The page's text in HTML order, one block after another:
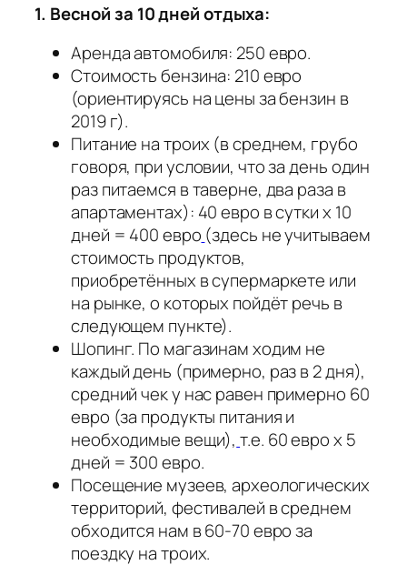
1. Весной за 10 дней отдыха:
Аренда автомобиля: 250 евро.
Стоимость бензина: 210 евро
(ориентируясь на цены за бензин в
2019 г).
Питание на троих (в среднем, грубо
говоря, при условии, что за день один
раз питаемся в таверне, два раза в
апартаментах): 40 евро в сутки х 10
дней = 400 евро (здесь не учитываем
стоимость продуктов,
приобретённых в супермаркете или
на рынке, о которых пойдёт речь в
следующем пункте).
Шопинг. По магазинам ходим не
каждый день (примерно, раз в 2 дня),
средний чек у нас равен примерно 60
евро (за продукты питания и
необходимые вещи), т.е. 60 евро х 5
дней = 300 евро.
Посещение музеев, археологических
территорий, фестивалей в среднем
обходится нам в 60-70 евро за
поездку на троих.